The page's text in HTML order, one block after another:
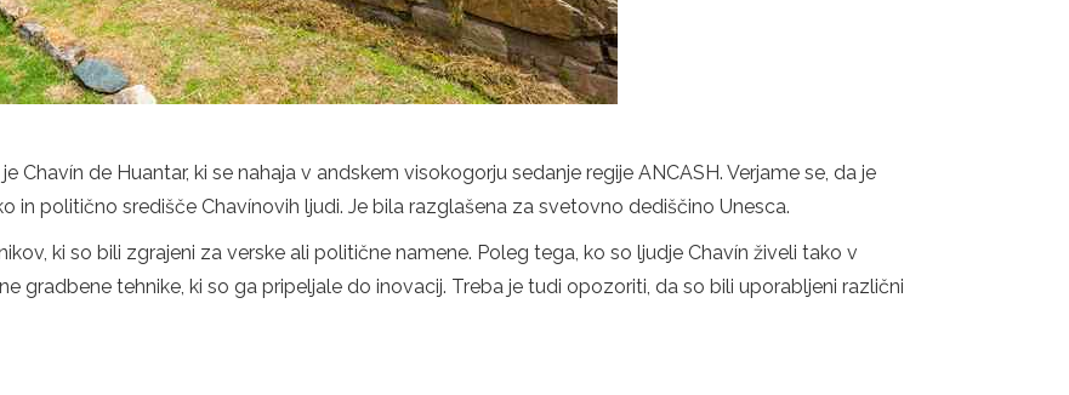
Chavín de Huantar, ki se nahaja v andskem visokogorju sedanje regije ANCASH. Verjame se, da je
in politično središče Chavínovih ljudi. Je bila razglašena za svetovno dediščino Unesca.
ki so bili zgrajeni za verske ali politične namene. Poleg tega, ko so ljudje Chavín živeli tako v
gradbene tehnike, ki so ga pripeljale do inovacij. Treba je tudi opozoriti, da so bili uporabljeni različni